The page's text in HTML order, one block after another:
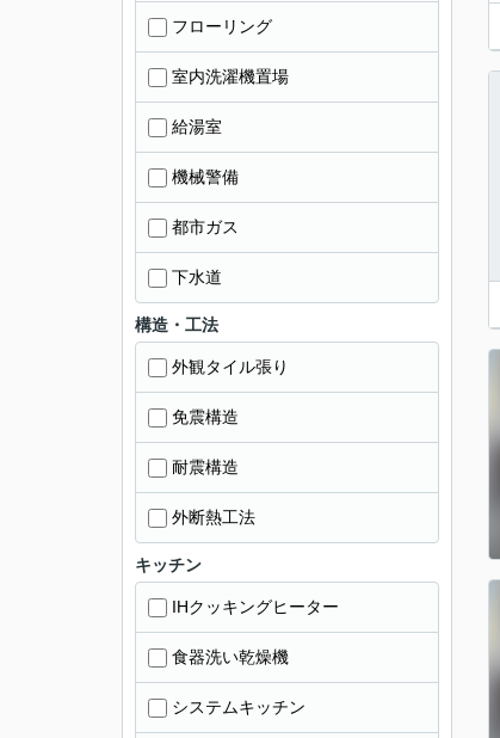
フローリング
室内洗濯機置場
給湯室
機械警備
都市ガス
下水道
構造・工法
外観タイル張り
免震構造
耐震構造
外断熱工法
キッチン
IHクッキングヒーター
食器洗い乾燥機
システムキッチン